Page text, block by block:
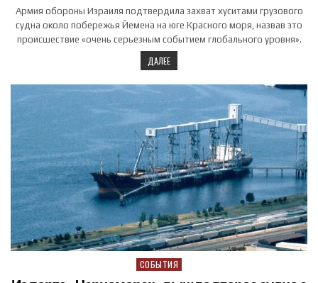
Армия обороны Израиля подтвердила захват хуситами грузового
судна около побережья Йемена на юге Красного моря, назвав это
происшествие «очень серьезным событием глобального уровня».
ДАЛЕЕ
Posted in
СОБЫТИЯ